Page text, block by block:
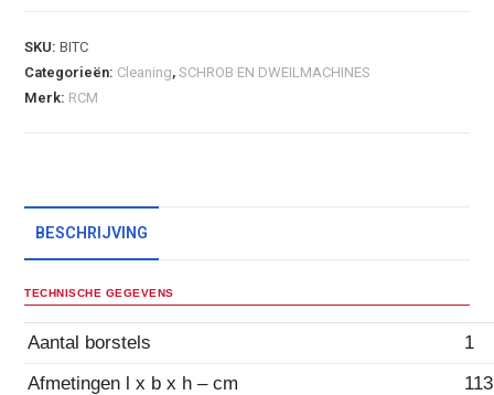
SKU:BITC
Categorieën: Cleaning,SCHROB EN DWEILMACHINES
Merk: RCM
BESCHRIJVING
TECHNISCHE GEGEVENS
Aantal borstels
1
Afmetingen l x b x h – cm